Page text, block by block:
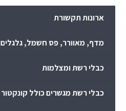
ארונות תקשורת
מדף, מאוורר, פס חשמל, גלגלים
כבלי רשת ומצלמות
כבלי רשת מגשרים כולל קונקטור